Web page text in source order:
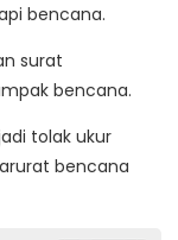
bencana.
surat
bencana.
tolak ukur
bencana